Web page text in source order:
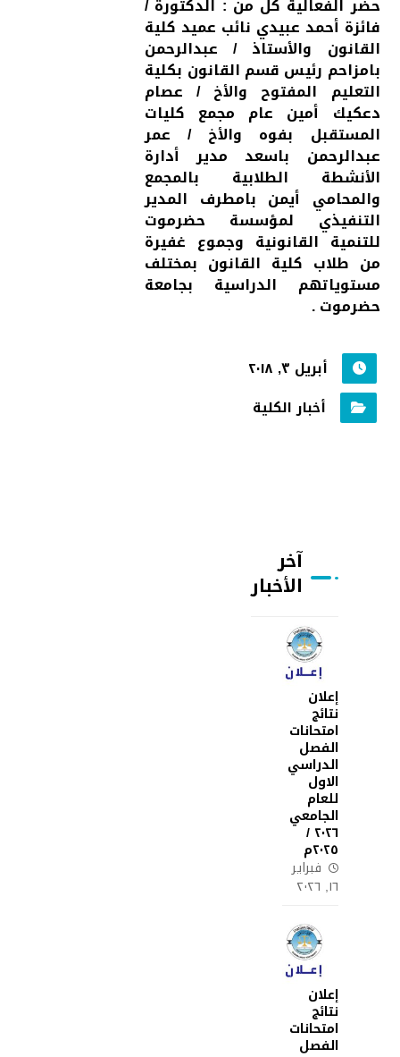
حضر الفعالية كل من : الدكتورة /
فائزة أحمد عبيدي نائب عميد كلية
القانون والأستاذ / عبدالرحمن
بامزاحم رئيس قسم القانون بكلية
التعليم المفتوح والأخ / عصام
دعكيك أمين عام مجمع كليات
المستقبل بفوه والأخ / عمر
عبدالرحمن باسعد مدير أدارة
الأنشطة الطلابية بالمجمع
والمحامي أيمن بامطرف المدير
التنفيذي لمؤسسة حضرموت
للتنمية القانونية وجموع غفيرة
من طلاب كلية القانون بمختلف
مستوياتهم الدراسية بجامعة
حضرموت .
أبريل ٣, ٢٠١٨
أخبار الكلية
آخر
الأخبار
إعلان
نتائج
امتحانات
الفصل
الدراسي
الاول
للعام
الجامعي
٢٠٢٦ /
٢٠٢٥م
فبراير
١٦, ٢٠٢٦
إعلان
نتائج
امتحانات
الفصل